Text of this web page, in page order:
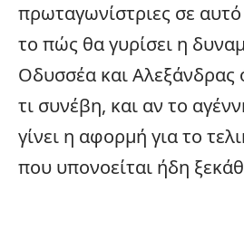
πρωταγωνίστριες σε αυτό
το πώς θα γυρίσει η
Οδυσσέα και Αλεξάνδρας
τι συνέβη, και αν το
γίνει η αφορμή για το
που υπονοείται ήδη